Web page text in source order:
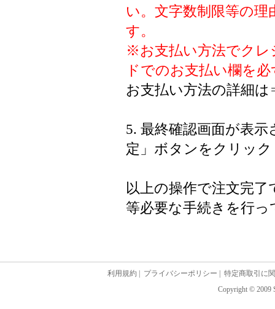
い。文字数制限等の
す。
※お支払い方法でクレ
ドでのお支払い欄を
お支払い方法の詳細
5. 最終確認画面が表
定」ボタンをクリッ
以上の操作で注文完
等必要な手続きを行
利用規約 プライバシーポリシー
特定商取引に
Copyright © 2009